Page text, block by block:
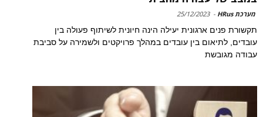
מערכת HRus -
25/12/2023
תקשורת פנים ארגונית יעילה הינה חיונית לשיתוף פעולה בין
עובדים, לתיאום בין עובדים במהלך פרויקטים ולשמירה על סביבת
עבודה מגובשת